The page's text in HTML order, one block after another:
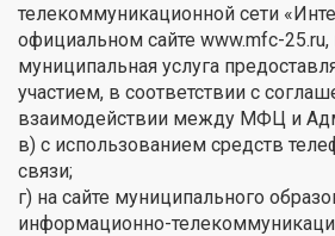
телекоммуникационной сети
официальном сайте www.mfc-25.ru,
муниципальная услуга
участием, в соответствии с
взаимодействии между МФЦ и
в) с использованием средств
связи;
г) на сайте муниципального
информационно-